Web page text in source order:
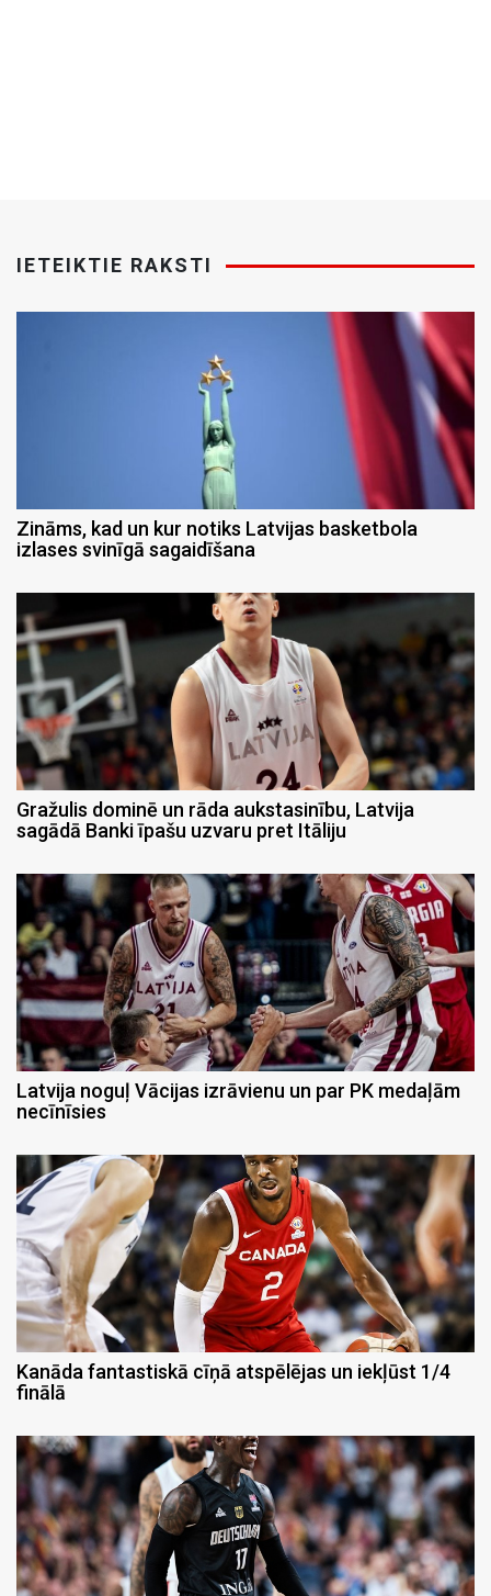
IETEIKTIE RAKSTI
Zināms, kad un kur notiks Latvijas basketbola
izlases svinīgā sagaidīšana
Gražulis dominē un rāda aukstasinību, Latvija
sagādā Banki īpašu uzvaru pret Itāliju
Latvija noguļ Vācijas izrāvienu un par PK medaļām
necīnīsies
Kanāda fantastiskā cīņā atspēlējas un iekļūst 1/4
finālā